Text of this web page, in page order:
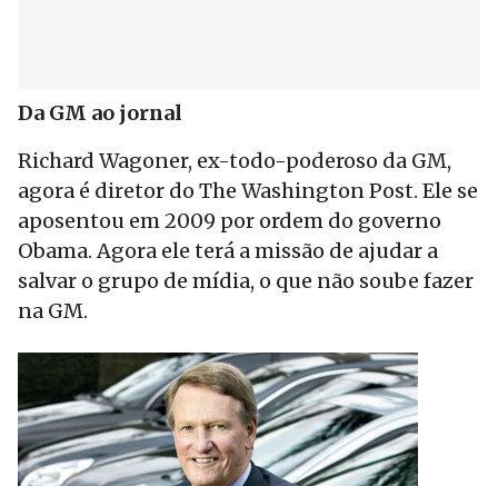
Da GM ao jornal
Richard Wagoner, ex-todo-poderoso da GM,
agora é diretor do The Washington Post. Ele se
aposentou em 2009 por ordem do governo
Obama. Agora ele terá a missão de ajudar a
salvar o grupo de mídia, o que não soube fazer
na GM.